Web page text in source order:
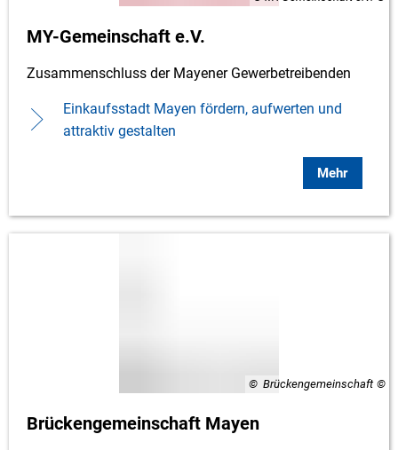
MY-Gemeinschaft e.V.
Zusammenschluss der Mayener Gewerbetreibenden
Einkaufsstadt Mayen fördern, aufwerten und
attraktiv gestalten
Mehr
© Brückengemeinschaft
Brückengemeinschaft Mayen